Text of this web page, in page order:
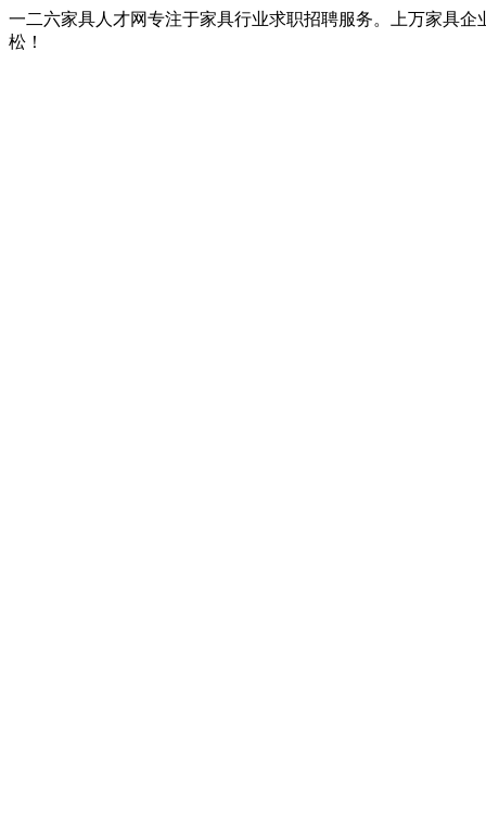
一二六家具人才网专注于家具行业求职招聘服务。上万家具
松！